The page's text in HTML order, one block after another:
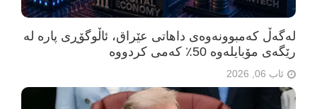
لەگەڵ کەمبوونەوەی داهاتی عێراق، ئاڵوگۆڕی پارە لە
رێگەی مۆبایلەوە 50٪ کەمی کردووە
ئاب 06, 2026